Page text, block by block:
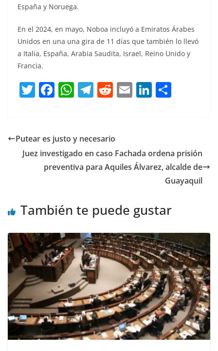
España y Noruega.
En el 2024, en mayo, Noboa incluyó a Emiratos Árabes
Unidos en una una gira de 11 días que también lo llevó
a Italia, España, Arabia Saudita, Israel, Reino Unido y
Francia.
T
er
F
e
b
o
W
s
A
p
T
gr
a
m
R
di
t
E Li
dI
n
ar
tir
Putear es justo y necesario
Juez investigado en caso Fachada ordena prisión
preventiva para Aquiles Álvarez, alcalde de
Guayaquil
También te puede gustar